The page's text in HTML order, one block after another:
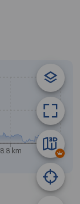
8.8 km 11 km